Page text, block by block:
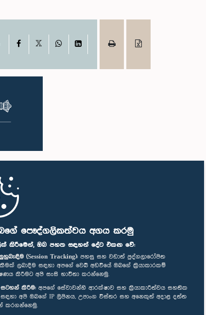
පෞද්ගලිකත්වය අගය කරමු
කිරීමෙන්, ඔබ පහත සඳහන් දේට එකඟ වේ:
(Session Tracking): පහසු සහ වඩාත් පුද්ගලාරෝපිත
ලබාදීම සඳහා අපගේ වෙබ් අඩවියේ ඔබගේ ක්‍රියාකාරකම්
කිරීමට අපි සැසි භාවිතා කරන්නෙමු.
කිරීම: අපගේ සේවාවන්හි ආරක්ෂාව සහ ක්‍රියාකාරීත්වය සහතික
අපි ඔබගේ IP ලිපිනය, උපාංග විස්තර සහ අනෙකුත් අදාළ දත්ත
කරගන්නෙමු.
Facebook WhatsAppLinkedIn